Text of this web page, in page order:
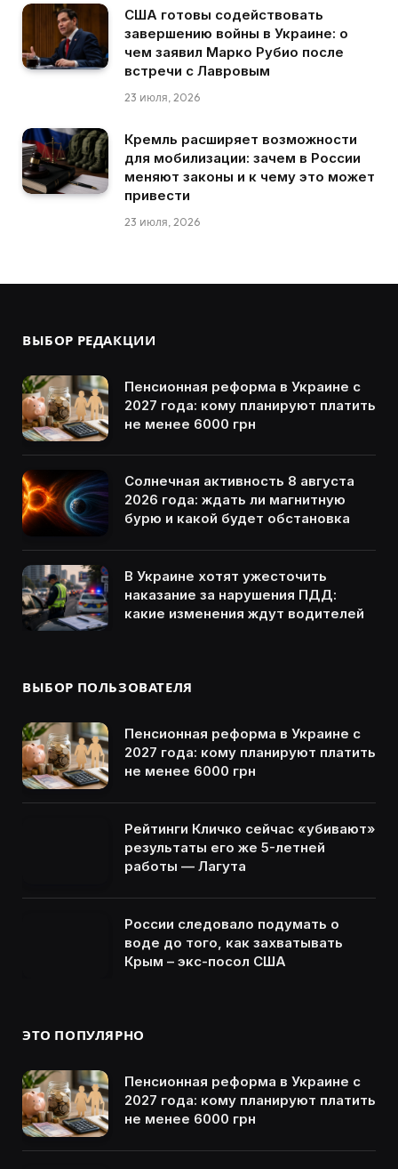
США готовы содействовать
завершению войны в Украине: о
чем заявил Марко Рубио после
встречи с Лавровым
23 июля, 2026
Кремль расширяет возможности
для мобилизации: зачем в России
меняют законы и к чему это может
привести
23 июля, 2026
ВЫБОР РЕДАКЦИИ
Пенсионная реформа в Украине с
2027 года: кому планируют платить
не менее 6000 грн
Солнечная активность 8 августа
2026 года: ждать ли магнитную
бурю и какой будет обстановка
В Украине хотят ужесточить
наказание за нарушения ПДД:
какие изменения ждут водителей
ВЫБОР ПОЛЬЗОВАТЕЛЯ
Пенсионная реформа в Украине с
2027 года: кому планируют платить
не менее 6000 грн
Рейтинги Кличко сейчас «убивают»
результаты его же 5-летней
работы — Лагута
России следовало подумать о
воде до того, как захватывать
Крым – экс-посол США
ЭТО ПОПУЛЯРНО
Пенсионная реформа в Украине с
2027 года: кому планируют платить
не менее 6000 грн